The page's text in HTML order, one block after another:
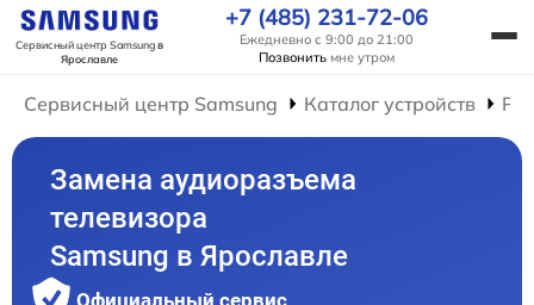
Сервисный центр Samsungв
Ярославле
+7 (485) 231-72-06
Ежедневно с 9:00 до 21:00
Позвонить мне утром
Сервисный центр Samsung Каталог устройств
Замена аудиоразъема
телевизора
Samsung в Ярославле